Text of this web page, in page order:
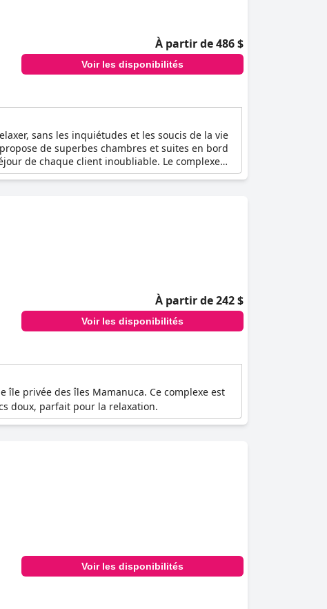
À partir de 486 $
Voir les disponibilités
sans les inquiétudes et les soucis de la vie
de superbes chambres et suites en bord
de chaque client inoubliable. Le complexe
À partir de 242 $
Voir les disponibilités
île privée des îles Mamanuca. Ce complexe est
doux, parfait pour la relaxation.
Voir les disponibilités